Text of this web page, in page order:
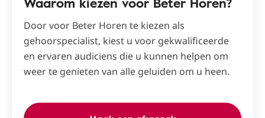
Door voor Beter Horen te kiezen als
gehoorspecialist, kiest u voor gekwalificeerde
en ervaren audiciens die u kunnen helpen om
weer te genieten van alle geluiden om u heen.